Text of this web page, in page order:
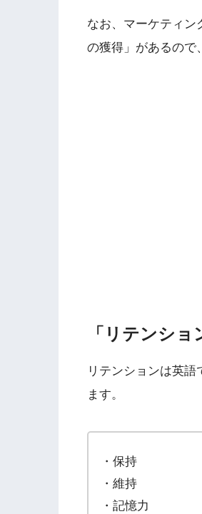
なお、マーケティン
の獲得」があるので
「リテンシ
リテンションは英
ます。
・保持
・維持
・記憶力